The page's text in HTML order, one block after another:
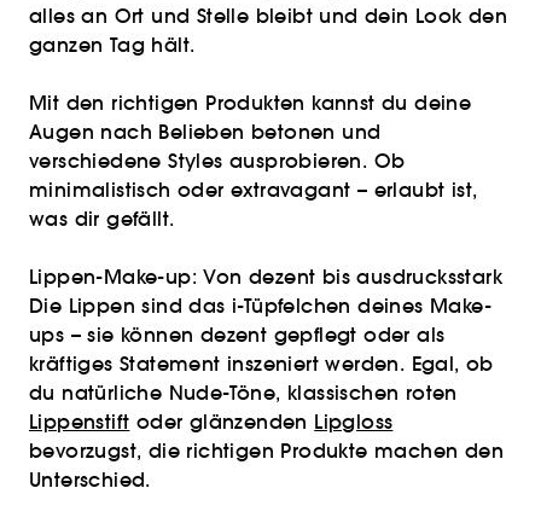
alles an Ort und Stelle bleibt und dein Look den
ganzen Tag hält.
Mit den richtigen Produkten kannst du deine
Augen nach Belieben betonen und
verschiedene Styles ausprobieren. Ob
minimalistisch oder extravagant – erlaubt ist,
was dir gefällt.
Lippen-Make-up: Von dezent bis ausdrucksstark
Die Lippen sind das i-Tüpfelchen deines Make-
ups – sie können dezent gepflegt oder als
kräftiges Statement inszeniert werden. Egal, ob
du natürliche Nude-Töne, klassischen roten
Lippenstift oder glänzenden Lipgloss
bevorzugst, die richtigen Produkte machen den
Unterschied.